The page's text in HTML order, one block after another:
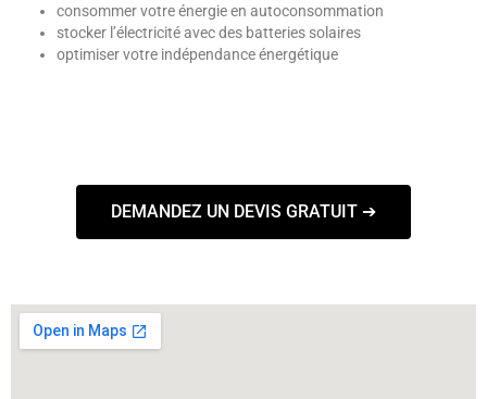
consommer votre énergie en autoconsommation
stocker l’électricité avec des batteries solaires
optimiser votre indépendance énergétique
DEMANDEZ UN DEVIS GRATUIT ➔